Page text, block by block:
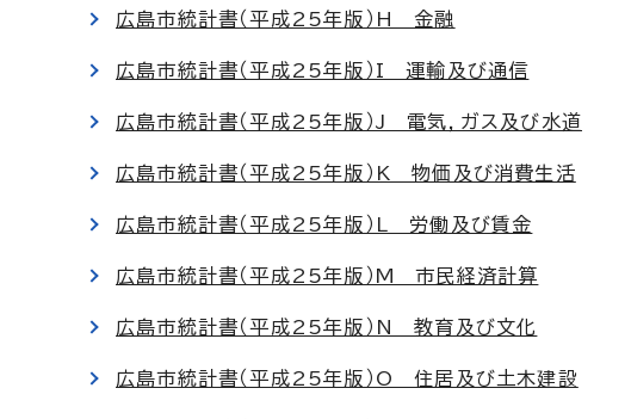
広島市統計書（平成25年版）H 金融
広島市統計書（平成25年版）I 運輸及び通信
広島市統計書（平成25年版）J 電気，ガス及び水道
広島市統計書（平成25年版）K 物価及び消費生活
広島市統計書（平成25年版）L 労働及び賃金
広島市統計書（平成25年版）M 市民経済計算
広島市統計書（平成25年版）N 教育及び文化
広島市統計書（平成25年版）O 住居及び土木建設